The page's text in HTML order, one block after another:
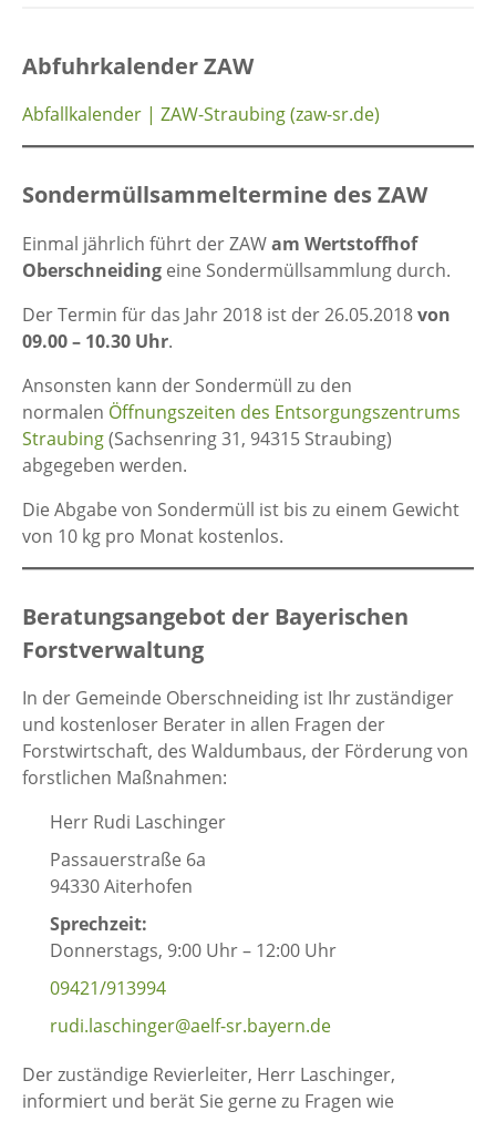
Abfuhrkalender ZAW
Abfallkalender | ZAW-Straubing (zaw-sr.de)
Sondermüllsammeltermine des ZAW
Einmal jährlich führt der ZAWam Wertstoffhof
Oberschneiding eine Sondermüllsammlung durch.
Der Termin für das Jahr 2018 ist der 26.05.2018von
09.00 – 10.30 Uhr.
Ansonsten kann der Sondermüll zu den
normalen Öffnungszeiten des Entsorgungszentrums
Straubing(Sachsenring 31, 94315 Straubing)
abgegeben werden.
Die Abgabe von Sondermüll ist bis zu einem Gewicht
von 10 kg pro Monat kostenlos.
Beratungsangebot der Bayerischen
Forstverwaltung
In der Gemeinde Oberschneiding ist Ihr zuständiger
und kostenloser Berater in allen Fragen der
Forstwirtschaft, des Waldumbaus, der Förderung von
forstlichen Maßnahmen:
Herr Rudi Laschinger
Passauerstraße 6a
94330 Aiterhofen
Sprechzeit:
Donnerstags, 9:00 Uhr – 12:00 Uhr
09421/913994
rudi.laschinger@aelf-sr.bayern.de
Der zuständige Revierleiter, Herr Laschinger,
informiert und berät Sie gerne zu Fragen wie